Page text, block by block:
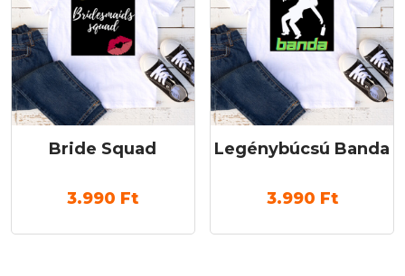
Bride Squad
3.990 Ft
Legénybúcsú Banda
3.990 Ft